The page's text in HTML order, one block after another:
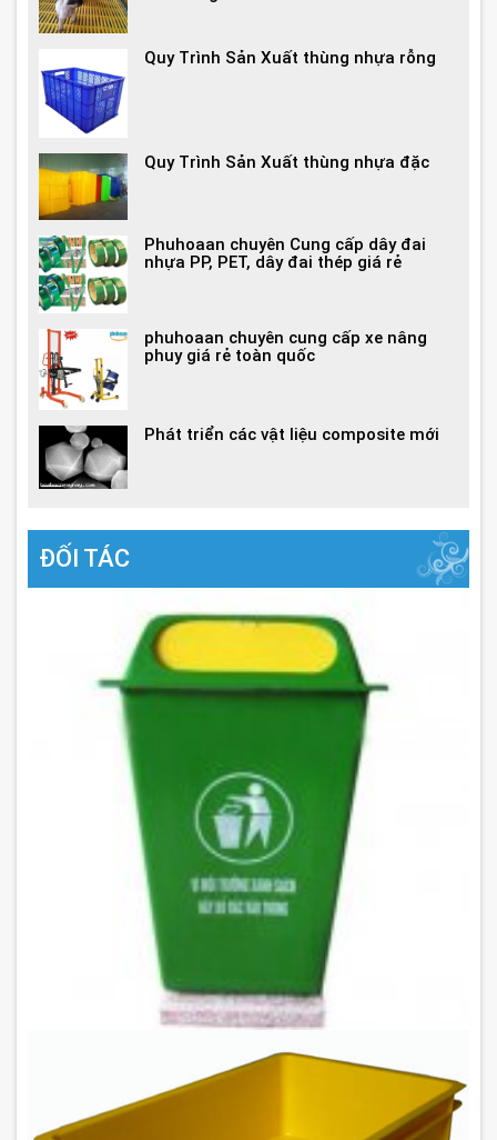
Quy Trình Sản Xuất thùng nhựa rỗng
Quy Trình Sản Xuất thùng nhựa đặc
Phuhoaan chuyên Cung cấp dây đai
nhựa PP, PET, dây đai thép giá rẻ
phuhoaan chuyên cung cấp xe nâng
phuy giá rẻ toàn quốc
Phát triển các vật liệu composite mới
ĐỐI TÁC